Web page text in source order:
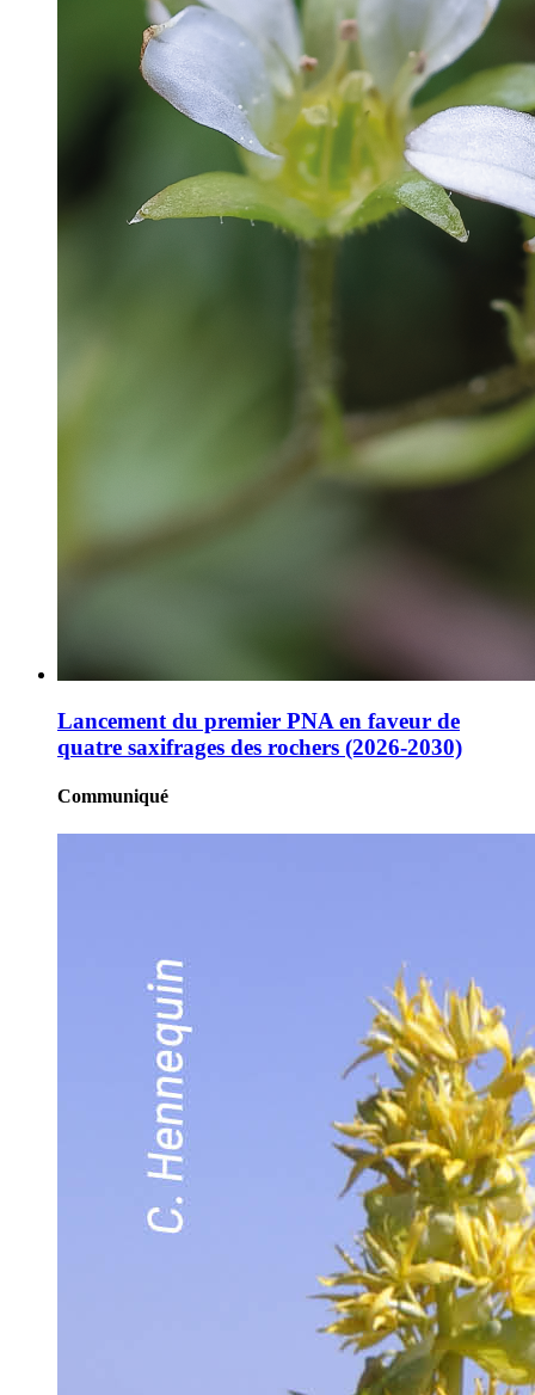
Lancement du premier PNA en faveur de
quatre saxifrages des rochers (2026-2030)
Communiqué